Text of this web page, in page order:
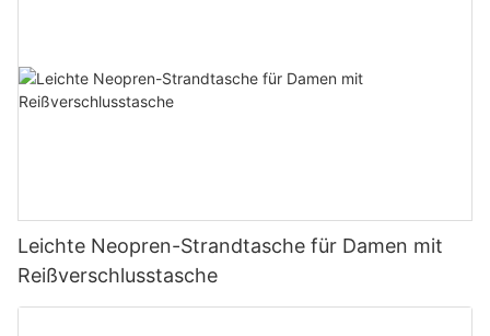
Leichte Neopren-Strandtasche für Damen mit
Reißverschlusstasche